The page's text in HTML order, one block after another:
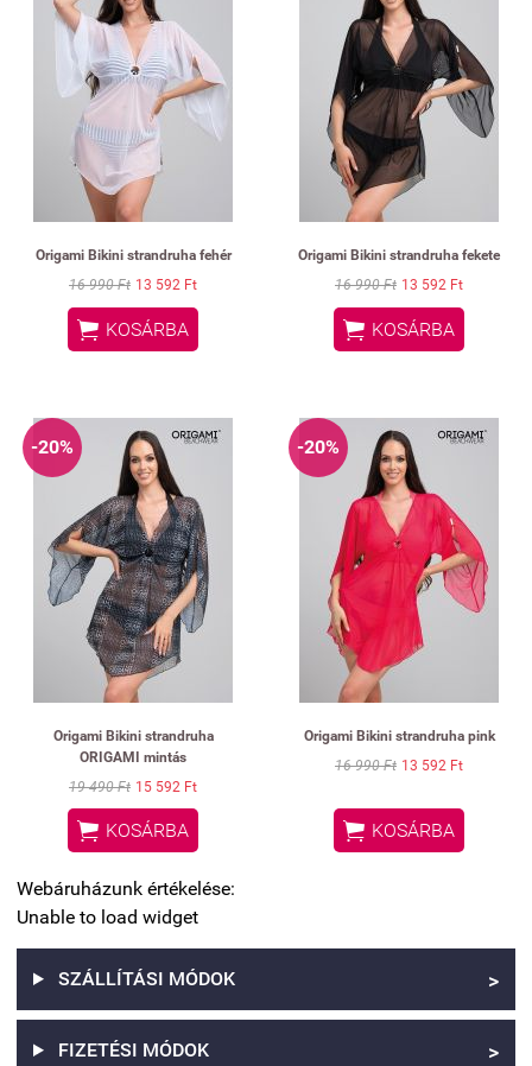
Origami Bikini strandruha fehér
16 990 Ft 13 592 Ft
 KOSÁRBA
Origami Bikini strandruha fekete
16 990 Ft 13 592 Ft
 KOSÁRBA
-20%
Origami Bikini strandruha
ORIGAMI mintás
19 490 Ft 15 592 Ft
 KOSÁRBA
-20%
Origami Bikini strandruha pink
16 990 Ft 13 592 Ft
 KOSÁRBA
Webáruházunk értékelése:
Unable to load widget
SZÁLLÍTÁSI MÓDOK >
FIZETÉSI MÓDOK >